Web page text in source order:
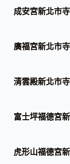
成安宮新北市
廣福宮新北市
清雲殿新北市
富士坪福德宮
虎形山福德宮